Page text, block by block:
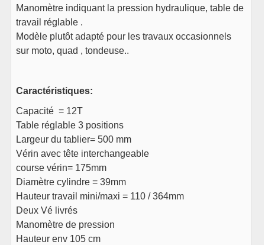
Manomètre indiquant la pression hydraulique, table de
travail réglable .
Modèle plutôt adapté pour les travaux occasionnels
sur moto, quad , tondeuse..
Caractéristiques:
Capacité = 12T
Table réglable 3 positions
Largeur du tablier= 500 mm
Vérin avec tête interchangeable
course vérin= 175mm
Diamètre cylindre = 39mm
Hauteur travail mini/maxi = 110 / 364mm
Deux Vé livrés
Manomètre de pression
Hauteur env 105 cm